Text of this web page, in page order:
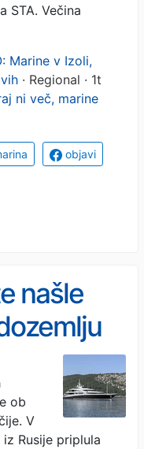
STA. Večina
Marine v Izoli,
· Regional · 1t
ni več, marine
objavi
našle
ob
V
Rusije priplula